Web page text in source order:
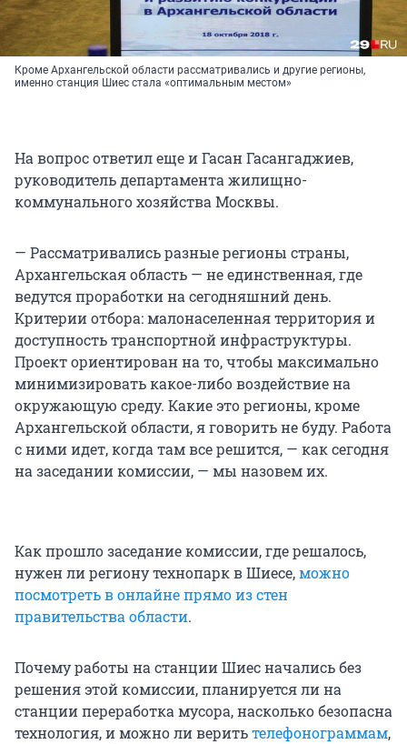
Кроме Архангельской области рассматривались и другие регионы,
именно станция Шиес стала «оптимальным местом»
На вопрос ответил еще и Гасан Гасангаджиев,
руководитель департамента жилищно-
коммунального хозяйства Москвы.
— Рассматривались разные регионы страны,
Архангельская область — не единственная, где
ведутся проработки на сегодняшний день.
Критерии отбора: малонаселенная территория и
доступность транспортной инфраструктуры.
Проект ориентирован на то, чтобы максимально
минимизировать какое-либо воздействие на
окружающую среду. Какие это регионы, кроме
Архангельской области, я говорить не буду. Работа
с ними идет, когда там все решится, — как сегодня
на заседании комиссии, — мы назовем их.
Как прошло заседание комиссии, где решалось,
нужен ли региону технопарк в Шиесе,можно
посмотреть в онлайне прямо из стен
правительства области.
Почему работы на станции Шиес начались без
решения этой комиссии, планируется ли на
станции переработка мусора, насколько безопасна
технология, и можно ли веритьтелефонограммам,